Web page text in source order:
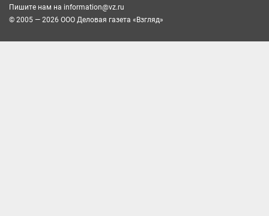
Пишите нам на information@vz.ru
© 2005 — 2026 ООО Деловая газета «Взгляд»